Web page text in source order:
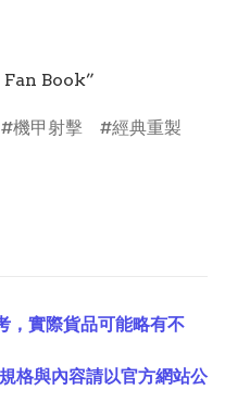
Book”
機甲射擊 經典重製
，實際貨品可能略有不
格與內容請以官方網站公